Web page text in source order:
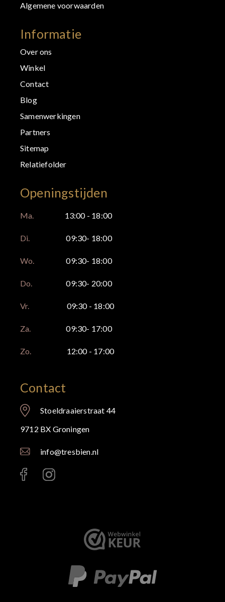
Algemene voorwaarden
Informatie
Over ons
Winkel
Contact
Blog
Samenwerkingen
Partners
Sitemap
Relatiefolder
Openingstijden
Ma. 13:00 - 18:00
Di. 09:30- 18:00
Wo. 09:30- 18:00
Do. 09:30- 20:00
Vr. 09:30 - 18:00
Za. 09:30- 17:00
Zo. 12:00 - 17:00
Contact
Stoeldraaierstraat 44
9712 BX Groningen
info@tresbien.nl